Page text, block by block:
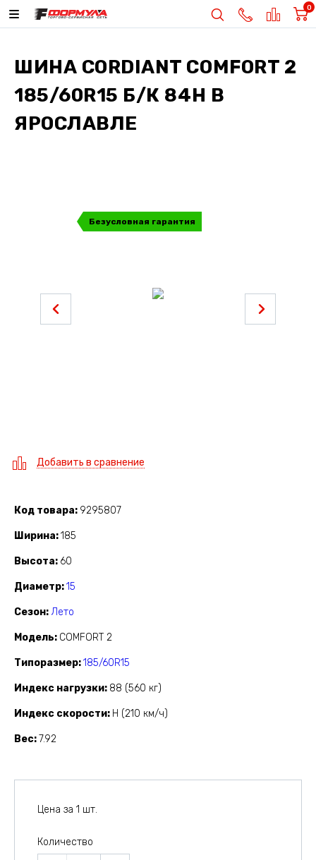
0
ШИНА CORDIANT COMFORT 2
185/60R15 Б/К 84H В
ЯРОСЛАВЛЕ
Безусловная гарантия
Добавить в сравнение
Код товара 9295807
Ширина 185
Высота 60
Диаметр 15
Сезон Лето
Модель COMFORT 2
Типоразмер 185/60R15
Индекс нагрузки 88 (560 кг)
Индекс скорости H (210 км/ч)
Вес 7.92
Цена за 1 шт.
Количество